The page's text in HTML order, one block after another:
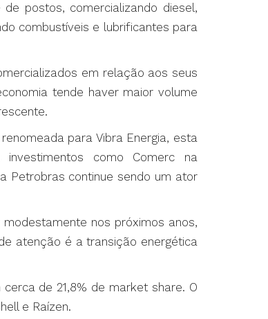
postos, comercializando diesel,
combustíveis e lubrificantes para
em relação aos seus
tende haver maior volume
para Vibra Energia, esta
como Comerc na
Petrobras continue sendo um ator
nos próximos anos,
atenção é a transição energética
de 21,8% de market share. O
e Raízen.